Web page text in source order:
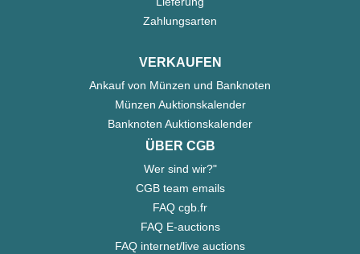
Zahlungsarten
VERKAUFEN
Ankauf von Münzen und Banknoten
Münzen Auktionskalender
Banknoten Auktionskalender
ÜBER CGB
Wer sind wir?"
CGB team emails
FAQ cgb.fr
FAQ E-auctions
FAQ internet/live auctions